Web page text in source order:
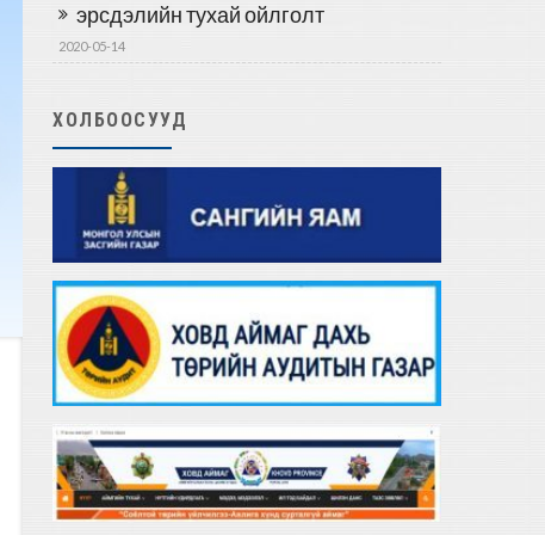
эрсдэлийн тухай ойлголт
2020-05-14
ХОЛБООСУУД